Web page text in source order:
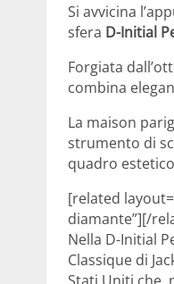
Si avvicina
sfera D-Initial
Forgiata
combina
La maison
strumento di
quadro
[related
diamante”][/
Nella D-Initial
Classique di